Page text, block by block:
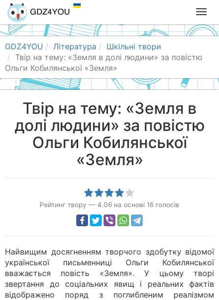
T
o
g
l
n
a
g
a
GDZ4YOU Література
Шкільні твори
Твір на тему: «Земля в долі людини» за повістю
Ольги Кобилянської «Земля»
Твір на тему: «Земля в
долі людини» за повістю
Ольги Кобилянської
«Земля»
Рейтинг твору — 4.06 на основі 16 голосів
Найвищим досягненням творчого здобутку відомої
української письменниці Ольги Кобилянської
вважається повість «Земля». У цьому творі
звертання до соціальних явищ і реальних фактів
відображено поряд з поглибленим реалізмом